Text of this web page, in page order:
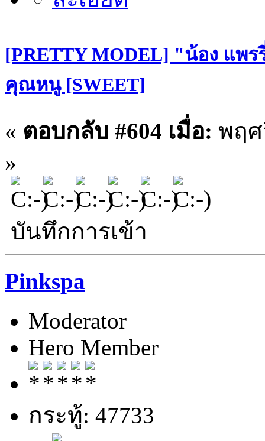
[PRETTY MODEL] "น้อง แพ
คุณหนู [SWEET]
« ตอบกลับ #604 เมื่อ: พฤศ
»
บันทึกการเข้า
Pinkspa
Moderator
Hero Member
กระทู้: 47733